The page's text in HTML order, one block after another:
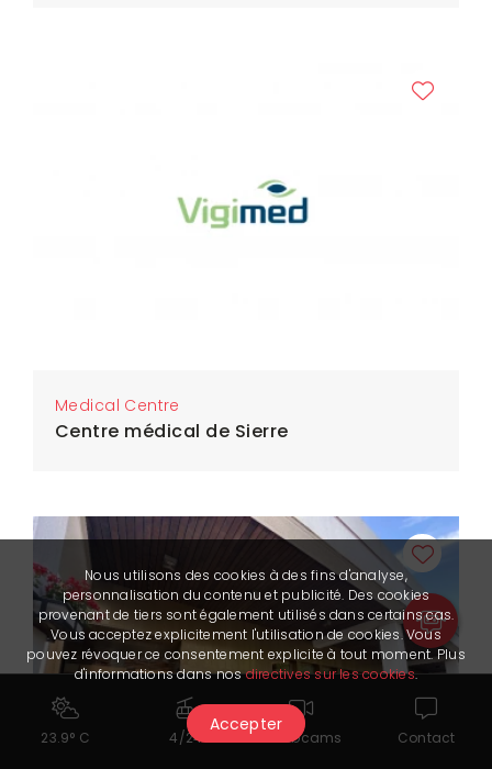
Medical Centre
Centre médical de Sierre
23.9° C 4/24 Webcams Contact
Nous utilisons des cookies à des fins d'analyse,
personnalisation du contenu et publicité. Des cookies
provenant de tiers sont également utilisés dans certains cas.
Vous acceptez explicitement l'utilisation de cookies. Vous
pouvez révoquer ce consentement explicite à tout moment. Plus
d'informations dans nosdirectives sur les cookies.
Accepter